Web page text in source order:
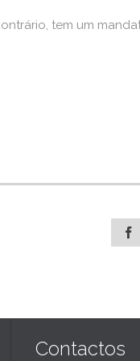
tem um

Contactos